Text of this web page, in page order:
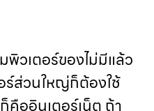
วเตอร์ของไม่มีแล้ว
ร์ส่วนใหญ่ก็ต้องใช้
คืออินเตอร์เน็ต ถ้า